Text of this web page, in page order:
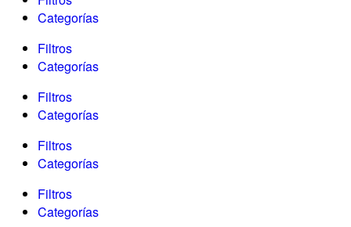
Categorías
Filtros
Categorías
Filtros
Categorías
Filtros
Categorías
Filtros
Categorías